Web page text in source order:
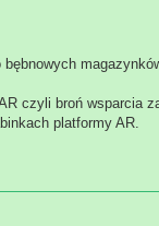
czyli broń wsparcia
platformy AR.